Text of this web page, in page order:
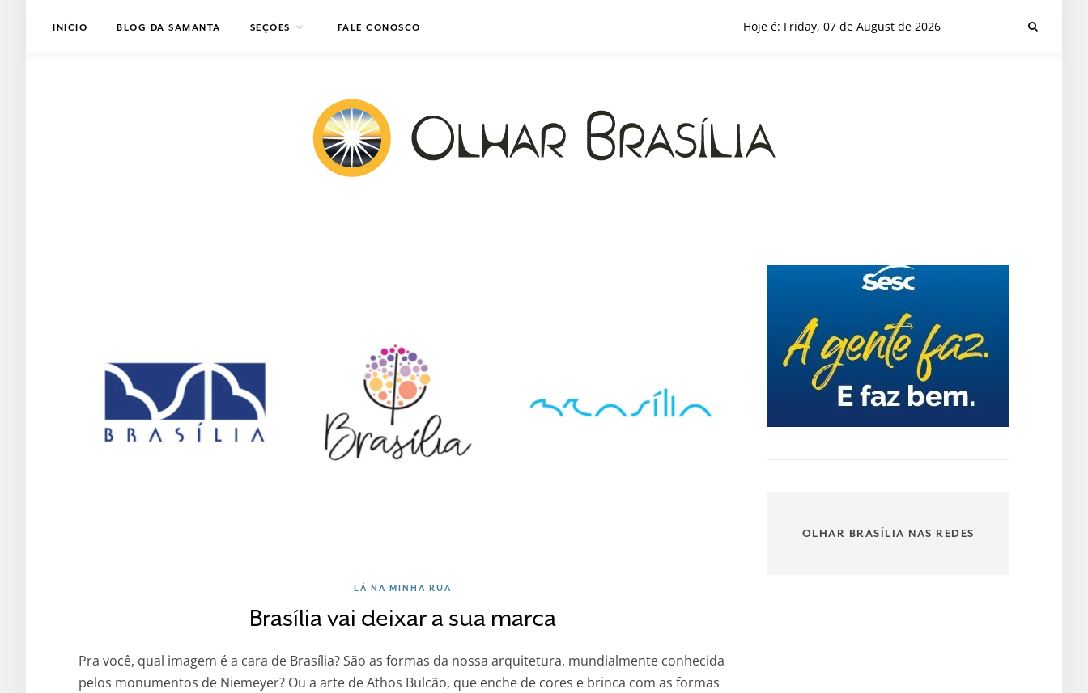
Hoje é: Friday, 07 de August de 2026
INÍCIO BLOG DA SAMANTA SEÇÕES FALE CONOSCO
LÁ NA MINHA RUA
Brasília vai deixar a sua marca
Pra você, qual imagem é a cara de Brasília? São as formas da nossa arquitetura, mundialmente conhecida
pelos monumentos de Niemeyer? Ou a arte de Athos Bulcão, que enche de cores e brinca com as formas
OLHAR BRASÍLIA NAS REDES